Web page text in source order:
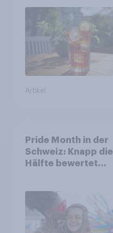
Artikel
Pride Month in der
Schweiz: Knapp die
Hälfte bewertet
bleibt umstritten